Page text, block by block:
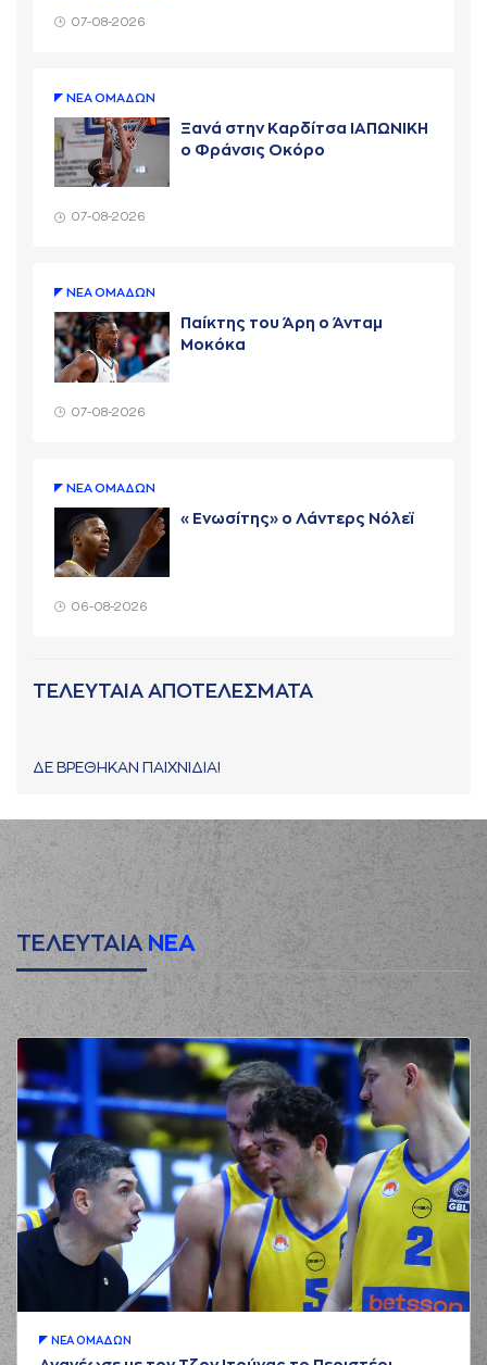
07-08-2026
ΝΕA ΟΜAΔΩΝ
Ξανά στην Καρδίτσα ΙΑΠΩΝΙΚΗ
ο Φράνσις Οκόρο
07-08-2026
ΝΕA ΟΜAΔΩΝ
Παίκτης του Άρη ο Άνταμ
Μοκόκα
07-08-2026
ΝΕA ΟΜAΔΩΝ
«Ενωσίτης» ο Λάντερς Νόλεϊ
06-08-2026
ΤΕΛΕΥΤΑΙΑ ΑΠΟΤΕΛΕΣΜΑΤΑ
ΔΕ ΒΡΕΘΗΚΑΝ ΠΑΙΧΝΙΔΙΑ!
ΤΕΛΕΥΤΑΙΑ ΝΕΑ
ΝΕA ΟΜAΔΩΝ